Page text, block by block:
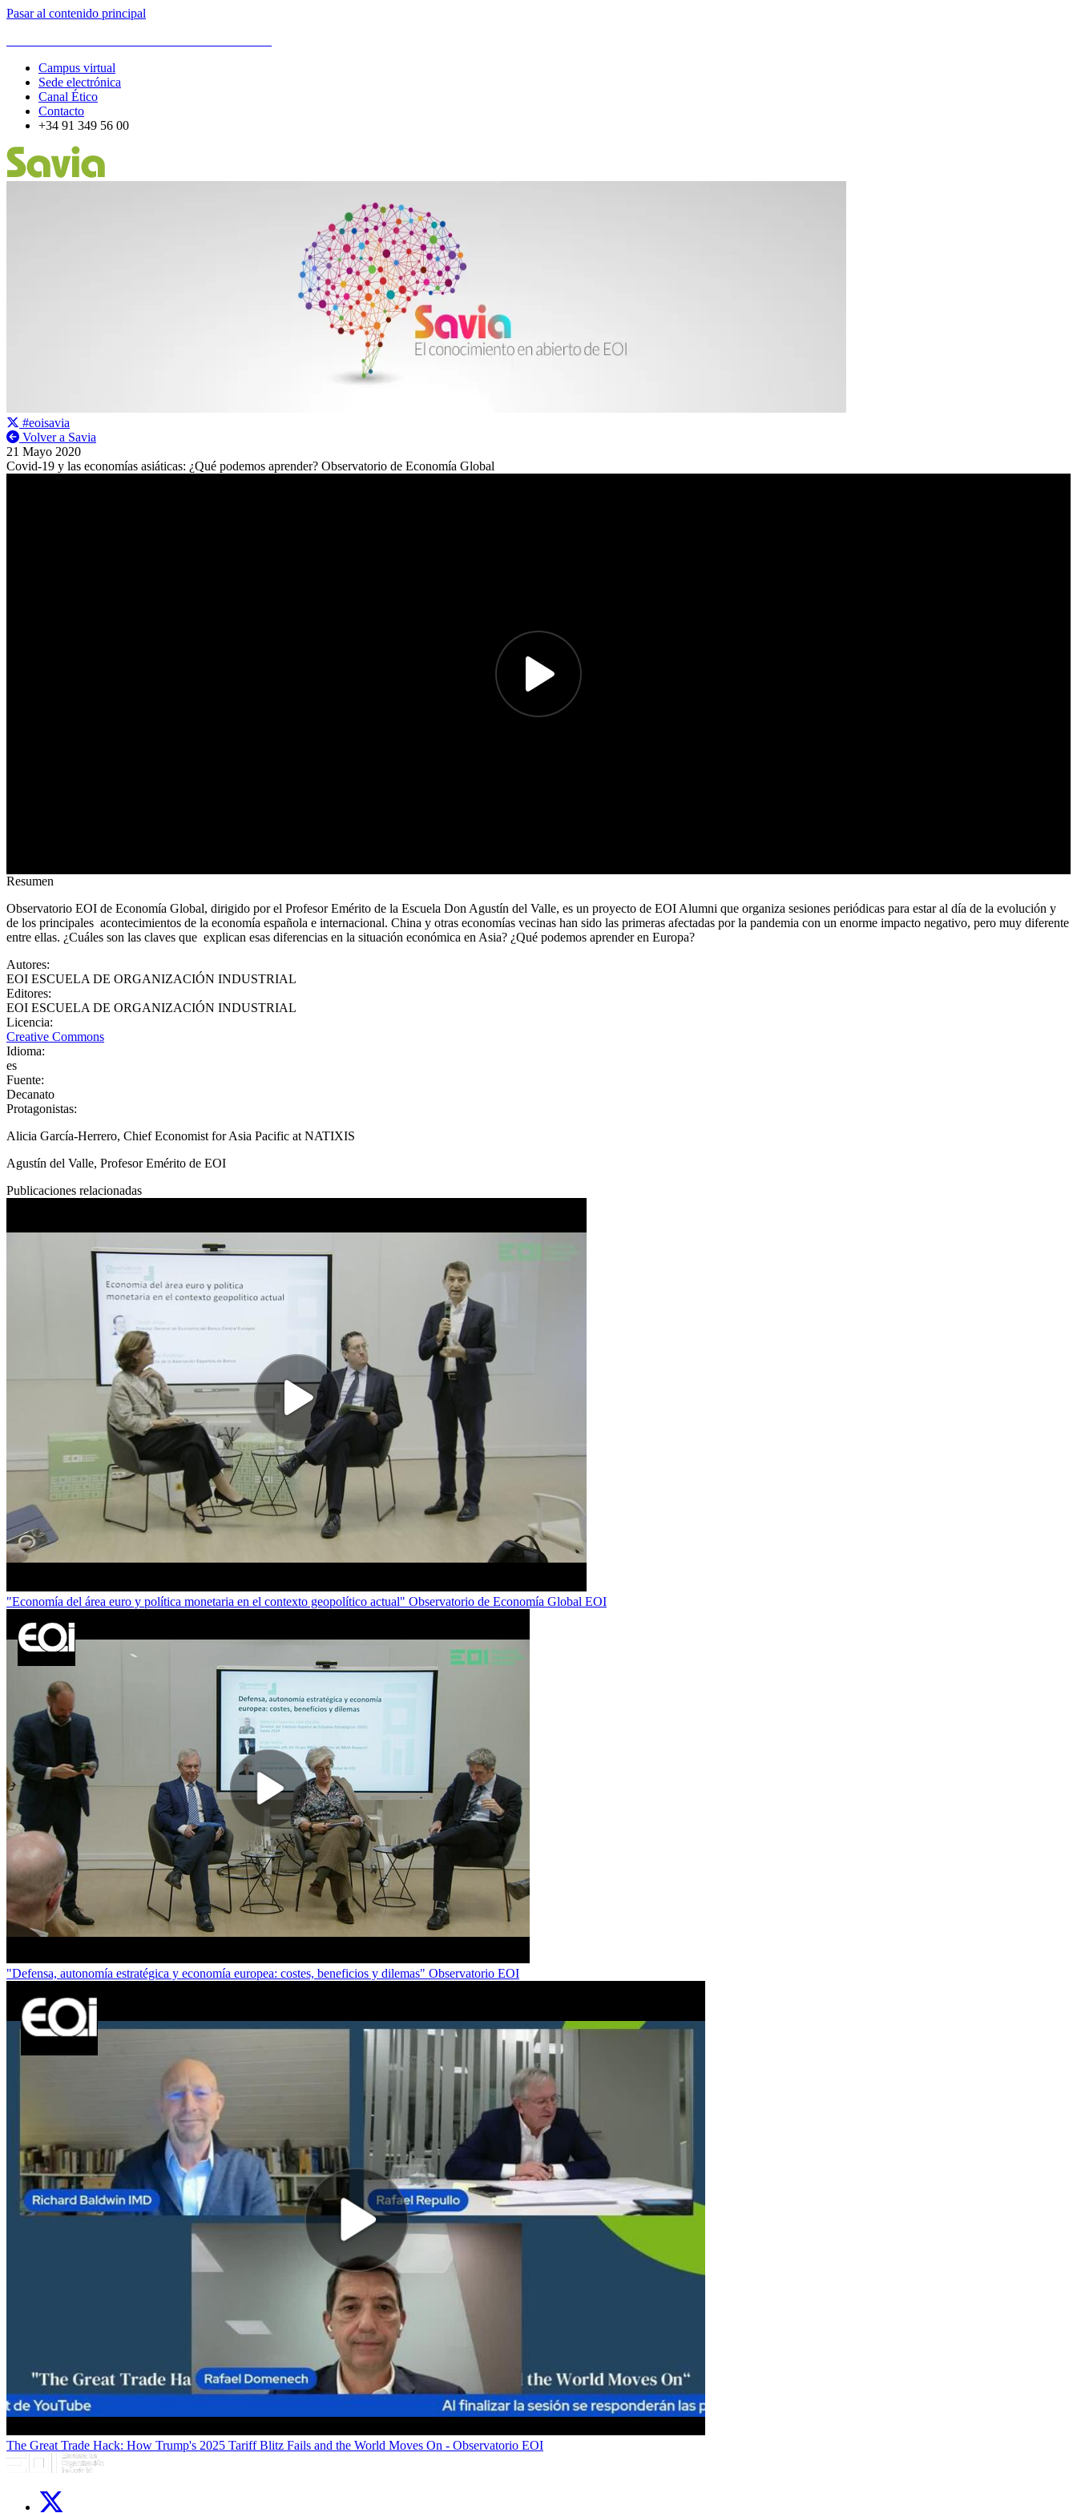
Pasar al contenido principal
Campus virtual
Sede electrónica
Canal Ético
Contacto
+34 91 349 56 00
#eoisavia
Volver a Savia
21 Mayo 2020
Covid-19 y las economías asiáticas: ¿Qué podemos aprender? Observatorio de Economía Global
Resumen
Observatorio EOI de Economía Global, dirigido por el Profesor Emérito de la Escuela Don Agustín del Valle, es un proyecto de EOI Alumni que organiza sesiones periódicas para estar al día de la evolución y
de los principales acontecimientos de la economía española e internacional. China y otras economías vecinas han sido las primeras afectadas por la pandemia con un enorme impacto negativo, pero muy diferente
entre ellas. ¿Cuáles son las claves que explican esas diferencias en la situación económica en Asia? ¿Qué podemos aprender en Europa?
Autores:
EOI ESCUELA DE ORGANIZACIÓN INDUSTRIAL
Editores:
EOI ESCUELA DE ORGANIZACIÓN INDUSTRIAL
Licencia:
Creative Commons
Idioma:
es
Fuente:
Decanato
Protagonistas:
Alicia García-Herrero, Chief Economist for Asia Pacific at NATIXIS
Agustín del Valle, Profesor Emérito de EOI
Publicaciones relacionadas
"Economía del área euro y política monetaria en el contexto geopolítico actual" Observatorio de Economía Global EOI
"Defensa, autonomía estratégica y economía europea: costes, beneficios y dilemas" Observatorio EOI
The Great Trade Hack: How Trump's 2025 Tariff Blitz Fails and the World Moves On - Observatorio EOI